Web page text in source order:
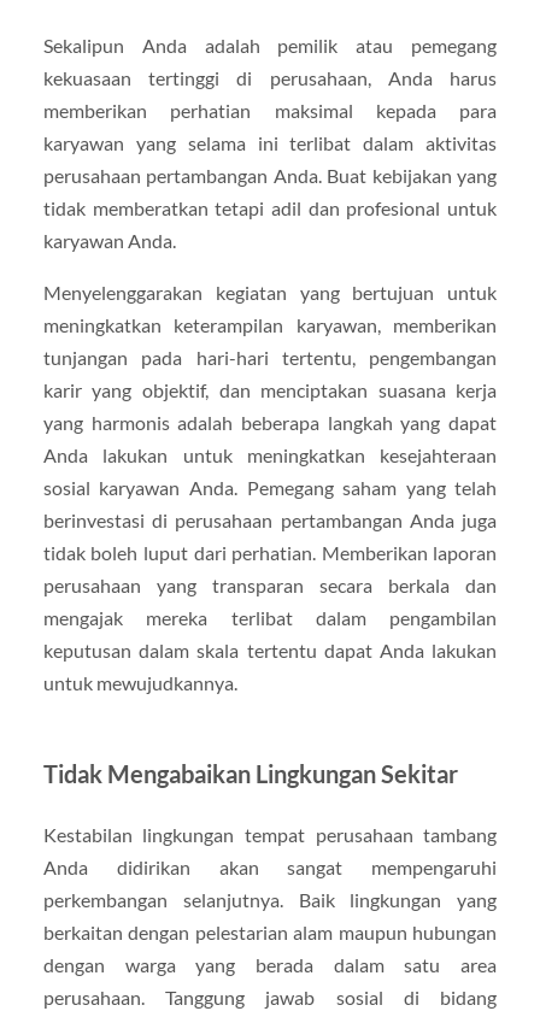
Sekalipun Anda adalah pemilik atau pemegang
kekuasaan tertinggi di perusahaan, Anda harus
memberikan perhatian maksimal kepada para
karyawan yang selama ini terlibat dalam aktivitas
perusahaan pertambangan Anda. Buat kebijakan yang
tidak memberatkan tetapi adil dan profesional untuk
karyawan Anda.
Menyelenggarakan kegiatan yang bertujuan untuk
meningkatkan keterampilan karyawan, memberikan
tunjangan pada hari-hari tertentu, pengembangan
karir yang objektif, dan menciptakan suasana kerja
yang harmonis adalah beberapa langkah yang dapat
Anda lakukan untuk meningkatkan kesejahteraan
sosial karyawan Anda. Pemegang saham yang telah
berinvestasi di perusahaan pertambangan Anda juga
tidak boleh luput dari perhatian. Memberikan laporan
perusahaan yang transparan secara berkala dan
mengajak mereka terlibat dalam pengambilan
keputusan dalam skala tertentu dapat Anda lakukan
untuk mewujudkannya.
Tidak Mengabaikan Lingkungan Sekitar
Kestabilan lingkungan tempat perusahaan tambang
Anda didirikan akan sangat mempengaruhi
perkembangan selanjutnya. Baik lingkungan yang
berkaitan dengan pelestarian alam maupun hubungan
dengan warga yang berada dalam satu area
perusahaan. Tanggung jawab sosial di bidang